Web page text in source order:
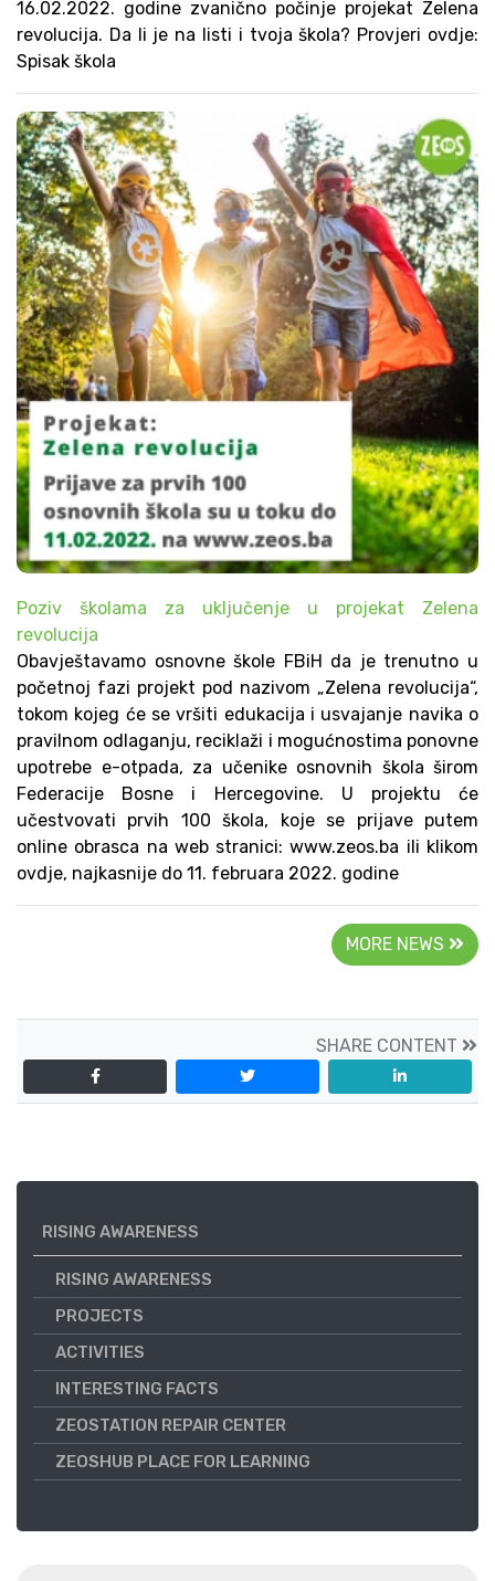
16.02.2022. godine zvanično počinje projekat Zelena
revolucija. Da li je na listi i tvoja škola? Provjeri ovdje:
Spisak škola
Poziv školama za uključenje u projekat Zelena
revolucija
Obavještavamo osnovne škole FBiH da je trenutno u
početnoj fazi projekt pod nazivom „Zelena revolucija“,
tokom kojeg će se vršiti edukacija i usvajanje navika o
pravilnom odlaganju, reciklaži i mogućnostima ponovne
upotrebe e-otpada, za učenike osnovnih škola širom
Federacije Bosne i Hercegovine. U projektu će
učestvovati prvih 100 škola, koje se prijave putem
online obrasca na web stranici: www.zeos.ba ili klikom
ovdje, najkasnije do 11. februara 2022. godine
MORE NEWS
SHARE CONTENT
RISING AWARENESS
RISING AWARENESS
PROJECTS
ACTIVITIES
INTERESTING FACTS
ZEOSTATION REPAIR CENTER
ZEOSHUB PLACE FOR LEARNING